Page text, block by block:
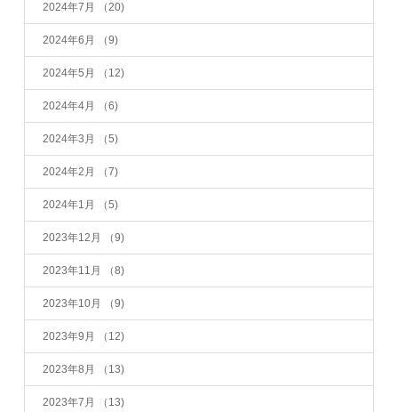
2024年7月 （20)
2024年6月 （9)
2024年5月 （12)
2024年4月 （6)
2024年3月 （5)
2024年2月 （7)
2024年1月 （5)
2023年12月 （9)
2023年11月 （8)
2023年10月 （9)
2023年9月 （12)
2023年8月 （13)
2023年7月 （13)